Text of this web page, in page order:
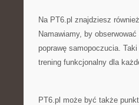
Na PT6.pl znajdziesz
Namawiamy, by
poprawę samopoczucia.
trening funkcjonalny dla
PT6.pl może być także